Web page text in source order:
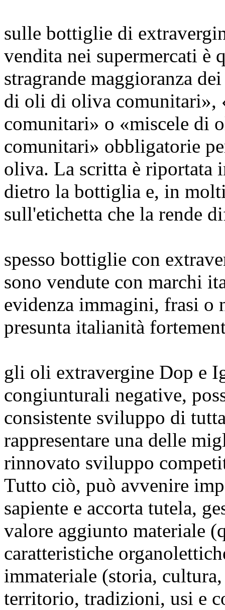
sulle bottiglie di
vendita nei supermercati è
stragrande maggioranza
di oli di oliva comunitari»,
comunitari» o «miscele di
comunitari» obbligatorie
oliva. La scritta è riportata
dietro la bottiglia e, in
sull'etichetta che la rende
spesso bottiglie con
sono vendute con marchi
evidenza immagini, frasi o
presunta italianità
gli oli extravergine Dop e
congiunturali negative,
consistente sviluppo di
rappresentare una delle
rinnovato sviluppo
Tutto ciò, può avvenire
sapiente e accorta tutela,
valore aggiunto materiale
caratteristiche
immateriale (storia,
territorio, tradizioni, usi e